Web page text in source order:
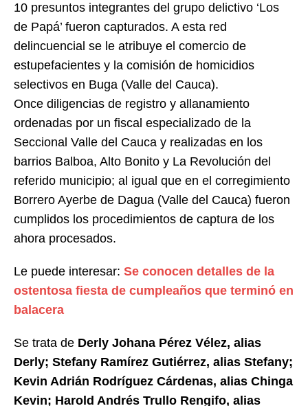
10 presuntos integrantes del grupo delictivo ‘Los
de Papá’ fueron capturados. A esta red
delincuencial se le atribuye el comercio de
estupefacientes y la comisión de homicidios
selectivos en Buga (Valle del Cauca).
Once diligencias de registro y allanamiento
ordenadas por un fiscal especializado de la
Seccional Valle del Cauca y realizadas en los
barrios Balboa, Alto Bonito y La Revolución del
referido municipio; al igual que en el corregimiento
Borrero Ayerbe de Dagua (Valle del Cauca) fueron
cumplidos los procedimientos de captura de los
ahora procesados.
Le puede interesar: Se conocen detalles de la
ostentosa fiesta de cumpleaños que terminó en
balacera
Se trata de Derly Johana Pérez Vélez, alias
Derly; Stefany Ramírez Gutiérrez, alias Stefany;
Kevin Adrián Rodríguez Cárdenas, alias Chinga
Kevin; Harold Andrés Trullo Rengifo, alias